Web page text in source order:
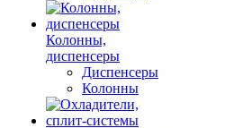
Колонны,
диспенсеры
Диспенсеры
Колонны